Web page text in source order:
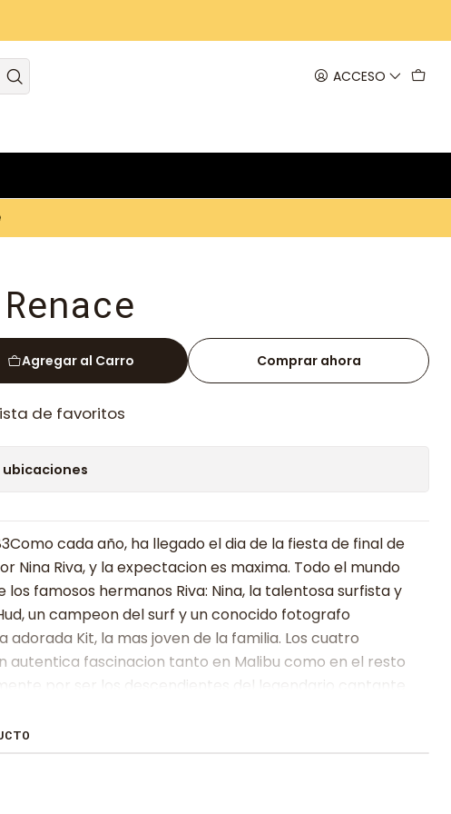
ACCESO
Agregar al Carro Comprar ahora
de favoritos
cada año, ha llegado el dia de la fiesta de final de
Nina Riva, y la expectacion es maxima. Todo el mundo
famosos hermanos Riva: Nina, la talentosa surfista y
un campeon del surf y un conocido fotografo
adorada Kit, la mas joven de la familia. Los cuatro
autentica fascinacion tanto en Malibu como en el resto
por ser los descendientes del legendario cantante
que no esta ansiosa por que llegue la fiesta es la
quiso ser el centro de atencion y que acaba de ser
por su marido, un jugador de tenis profesional. Y